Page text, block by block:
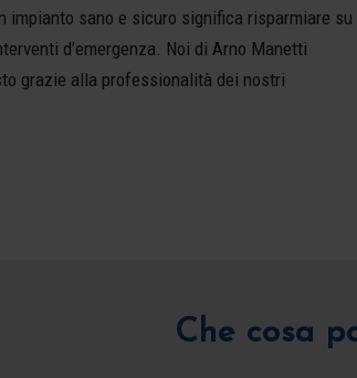
impianto sano e sicuro significa risparmiare su
d’emergenza. Noi di Arno Manetti
grazie alla professionalità dei nostri
Che cosa